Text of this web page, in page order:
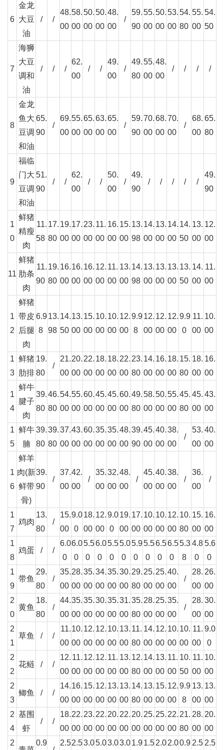
6
金龙
大豆
油
/ /
48.
00
58.
00
50.
00
50.
00
48.
00
/
59.
90
55.
00
50.
00
53.
00
54.
80
55.
00
54.
50
7
海狮
大豆
调和
油
/ / /
62.
00
/ /
49.
00
/
49.
80
55.
00
48.
00
/ / / /
8
金龙
鱼大
豆调
和油
65.
90
/
69.
00
55.
00
65.
00
63.
00
65.
00
/
59.
90
70.
00
68.
00
70.
00
/
68.
00
65.
80
9
福临
门大
豆调
和油
51.
90
/ /
62.
00
/ /
50.
00
/
49.
90
/ / / / /
49.
90
1
0
鲜猪
精瘦
肉
11.
58
17.
80
19.
00
17.
00
23.
00
11.
00
16.
00
15.
00
13.
98
14.
00
13.
00
14.
00
14.
50
13.
00
12.
00
11
鲜猪
肋条
肉
11.
90
19.
80
16.
00
16.
00
16.
00
12.
00
11.
00
13.
00
14.
98
13.
00
13.
00
13.
00
13.
50
14.
00
11.
00
1
2
鲜猪
带皮
后腿
肉
6.9
8
13.
98
14.
50
13.
00
15.
00
10.
00
10.
00
12.
00
9.9
8
12.
00
12.
00
12.
00
9.9
0
11.
00
10.
00
1
3
鲜猪
肋排
19.
80
/
21.
00
20.
00
22.
00
18.
00
18.
00
22.
00
23.
80
14.
00
16.
00
18.
00
15.
80
18.
00
16.
00
1
4
鲜牛
腱子
肉
39.
80
46.
80
54.
00
55.
00
60.
00
45.
00
45.
00
60.
00
49.
80
58.
00
50.
00
55.
00
45.
80
45.
00
43.
00
1
5
鲜牛
腩
39.
80
39.
80
37.
00
43.
00
60.
00
35.
00
35.
00
48.
00
39.
90
45.
00
40.
00
38.
00
/
53.
00
40.
00
1
6
鲜羊
肉(新
鲜带
骨)
39.
90
/
37.
00
42.
00
/
35.
00
32.
00
48.
00
/
45.
00
40.
00
38.
00
/
36.
00
/
1
7
鸡肉
13.
80
/
15.
00
9.0
0
18.
00
12.
00
9.0
0
19.
00
17.
00
10.
00
10.
00
12.
00
10.
80
15.
00
16.
00
1
8
鸡蛋 / /
6.0
0
6.0
0
5.5
0
6.0
0
5.5
0
5.0
0
5.9
0
5.5
0
6.5
0
6.5
0
5.3
8
4.8
0
5.6
0
1
9
带鱼
29.
80
/
35.
00
28.
00
35.
00
34.
00
35.
00
30.
00
29.
80
25.
00
25.
00
40.
00
/
28.
00
26.
00
2
0
黄鱼
18.
80
/
44.
00
35.
00
35.
00
30.
00
35.
00
31.
00
35.
80
28.
00
25.
00
35.
00
/
28.
00
30.
00
2
1
草鱼 / /
11.
00
10.
00
12.
00
12.
00
10.
00
13.
00
11.
80
14.
00
12.
00
10.
00
10.
00
11.
00
9.0
0
2
2
花鲢 / /
12.
00
11.
00
12.
00
12.
00
11.
00
13.
00
12.
80
14.
00
13.
00
11.
00
10.
50
11.
00
10.
00
2
3
鲫鱼 / /
14.
00
16.
00
15.
00
12.
00
13.
00
13.
00
14.
80
13.
00
15.
00
12.
00
9.9
8
13.
00
13.
00
2
4
基围
虾
/ /
18.
00
22.
00
23.
00
22.
00
20.
00
22.
00
20.
00
25.
00
25.
00
22.
00
21.
80
28.
00
20.
00
2
0.9
2.52.53.05.03.03.0 1.9 1.5 2.0 2.00.9 2.5 2.5